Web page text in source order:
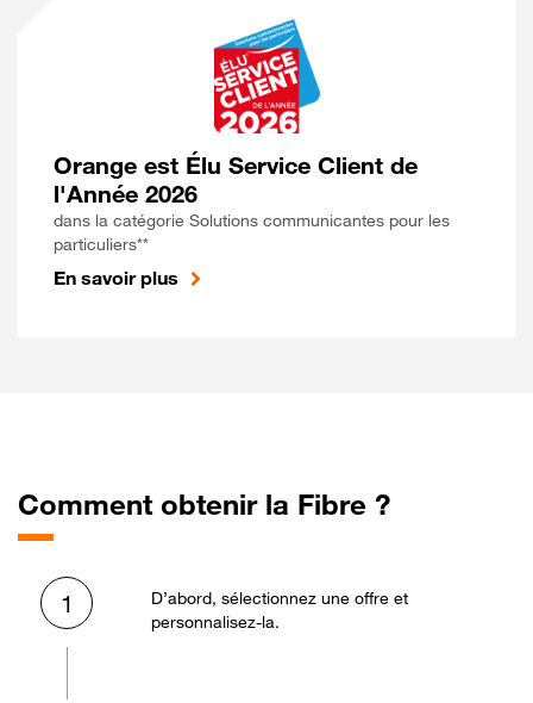
Orange est Élu Service Client de
l'Année 2026
dans la catégorie Solutions communicantes pour les
particuliers**
En savoir plus
Comment obtenir la Fibre ?
1
D’abord, sélectionnez une offre et
personnalisez-la.